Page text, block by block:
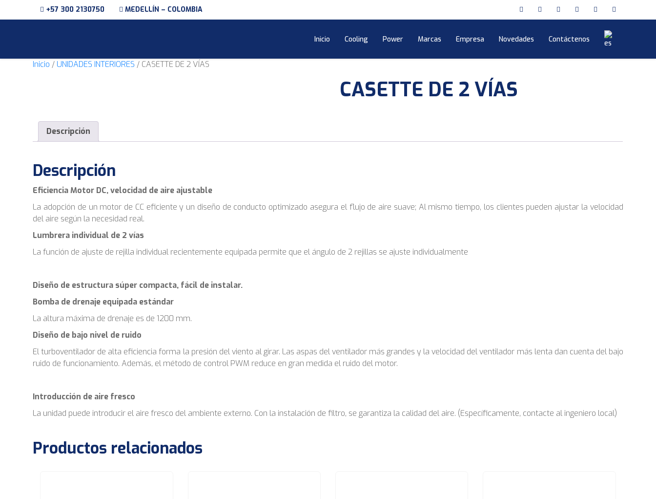
+57 300 2130750 MEDELLÍN – COLOMBIA
Inicio Cooling Power Marcas Empresa Novedades Contáctenos
Inicio / UNIDADES INTERIORES / CASETTE DE 2 VÍAS
CASETTE DE 2 VÍAS
Descripción
Descripción
Eficiencia Motor DC, velocidad de aire ajustable
La adopción de un motor de CC eficiente y un diseño de conducto optimizado asegura el flujo de aire suave; Al mismo tiempo, los clientes pueden ajustar la velocidad
del aire según la necesidad real.
Lumbrera individual de 2 vías
La función de ajuste de rejilla individual recientemente equipada permite que el ángulo de 2 rejillas se ajuste individualmente
Diseño de estructura súper compacta, fácil de instalar.
Bomba de drenaje equipada estándar
La altura máxima de drenaje es de 1200 mm.
Diseño de bajo nivel de ruido
El turboventilador de alta eficiencia forma la presión del viento al girar. Las aspas del ventilador más grandes y la velocidad del ventilador más lenta dan cuenta del bajo
ruido de funcionamiento. Además, el método de control PWM reduce en gran medida el ruido del motor.
Introducción de aire fresco
La unidad puede introducir el aire fresco del ambiente externo. Con la instalación de filtro, se garantiza la calidad del aire. (Específicamente, contacte al ingeniero local)
Productos relacionados